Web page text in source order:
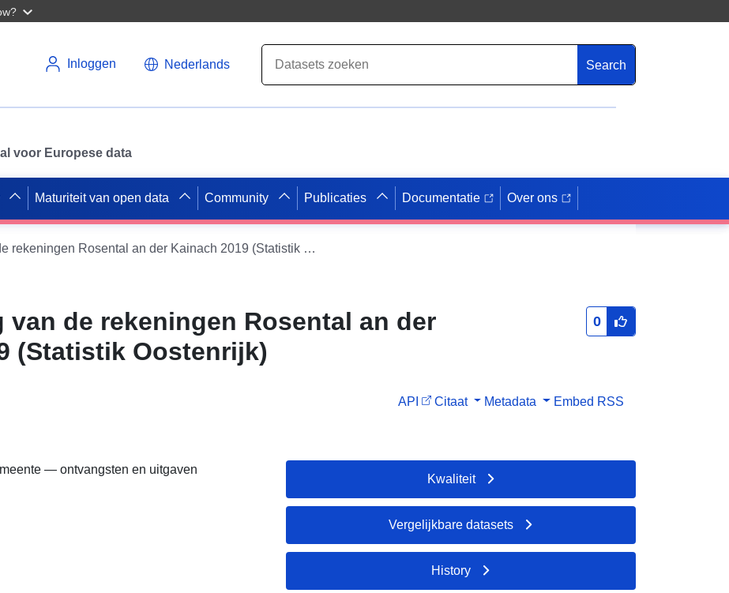
Inloggen Nederlands Search
voor Europese data
Maturiteit van open data Community Publicaties Documentatie Over ons
Goedkeuring van de rekeningen Rosental an der Kainach 2019 (Statistik Oostenrijk)
van de rekeningen Rosental an der
(Statistik Oostenrijk)
0
API Citaat Metadata Embed RSS
— ontvangsten en uitgaven
Kwaliteit
Vergelijkbare datasets
History